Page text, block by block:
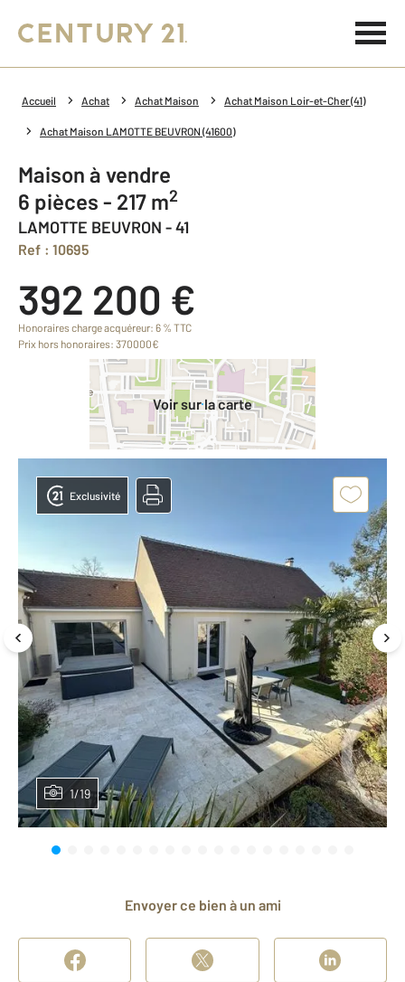
Accueil Achat Achat Maison Achat Maison Loir-et-Cher (41)
Achat Maison LAMOTTE BEUVRON (41600)
Maison à vendre
6 pièces - 217 m2
LAMOTTE BEUVRON - 41
Ref : 10695
392 200 €
Honoraires charge acquéreur: 6 % TTC
Prix hors honoraires: 370000€
Voir sur la carte
1/19
Exclusivité
Envoyer ce bien à un ami